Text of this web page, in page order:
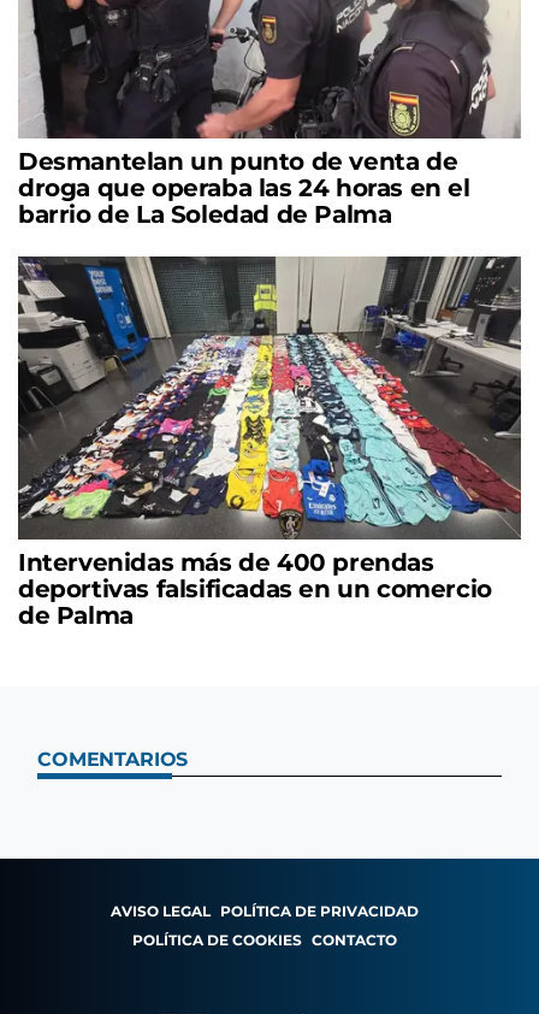
Desmantelan un punto de venta de
droga que operaba las 24 horas en el
barrio de La Soledad de Palma
Intervenidas más de 400 prendas
deportivas falsificadas en un comercio
de Palma
COMENTARIOS
AVISO LEGAL POLÍTICA DE PRIVACIDAD
POLÍTICA DE COOKIES CONTACTO